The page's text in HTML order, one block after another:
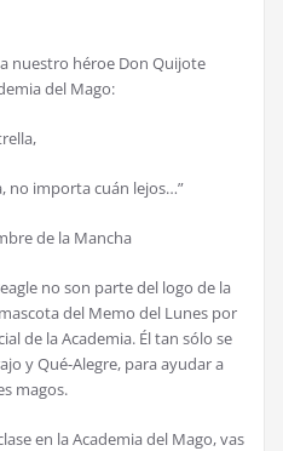
nuestro héroe Don Quijote
del Mago:
no importa cuán lejos…”
de la Mancha
no son parte del logo de la
del Memo del Lunes por
de la Academia. Él tan sólo se
y Qué-Alegre, para ayudar a
magos.
en la Academia del Mago, vas